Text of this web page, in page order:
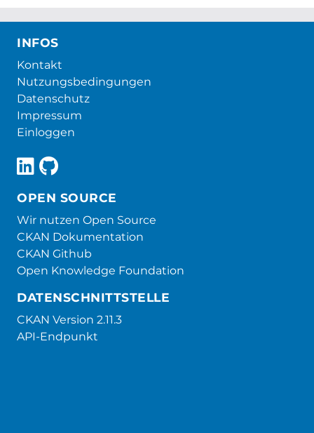
INFOS
Kontakt
Nutzungsbedingungen
Datenschutz
Impressum
Einloggen
OPEN SOURCE
Wir nutzen Open Source
CKAN Dokumentation
CKAN Github
Open Knowledge Foundation
DATENSCHNITTSTELLE
CKAN Version 2.11.3
API-Endpunkt